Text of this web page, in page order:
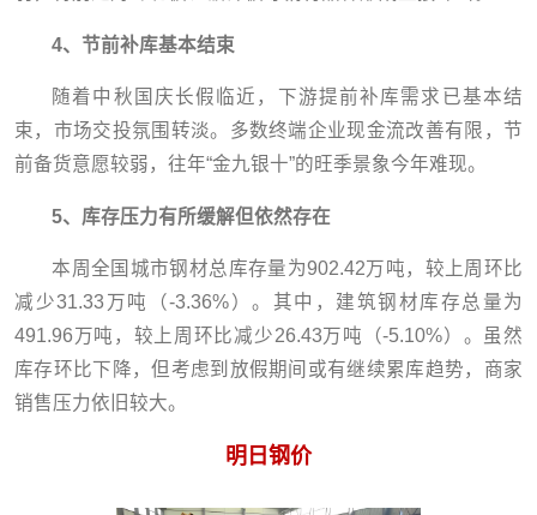
4、节前补库基本结束
随着中秋国庆长假临近，下游提前补库需求已基本结
束，市场交投氛围转淡。多数终端企业现金流改善有限，节
前备货意愿较弱，往年“金九银十”的旺季景象今年难现。
5、库存压力有所缓解但依然存在
本周全国城市钢材总库存量为902.42万吨，较上周环比
减少31.33万吨（-3.36%）。其中，建筑钢材库存总量为
491.96万吨，较上周环比减少26.43万吨（-5.10%）。虽然
库存环比下降，但考虑到放假期间或有继续累库趋势，商家
销售压力依旧较大。
明日钢价